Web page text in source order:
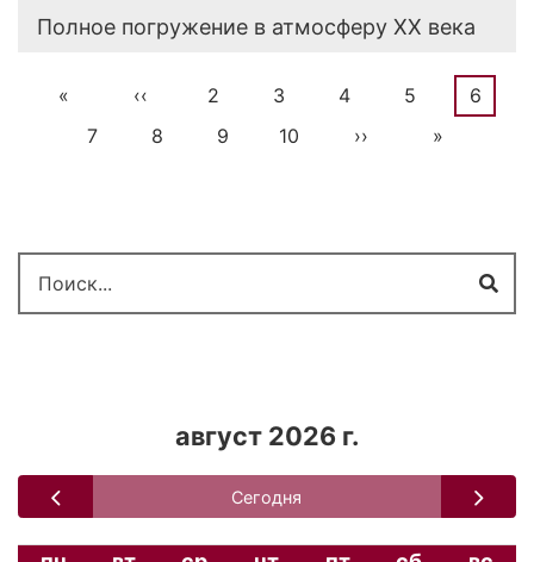
Полное погружение в атмосферу XX века
страниц
Первая
страница
« ←
‹‹ Страница
2 Страница
3 Страница
4 Страница
5
6
Страница
7 Страница
8 Страница
9 Страница
10
Следующая
››
Последняя
»
август 2026 г.
Сегодня